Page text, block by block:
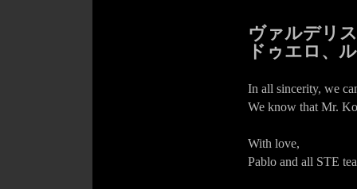
ヴァルデリ
ドゥエロ、
In all sincerity, we
We know that Mr.
With love,
Pablo and all STE